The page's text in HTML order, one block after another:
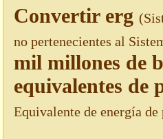
Convertir erg
no pertenecientes al
mil millones de
equivalentes de
Equivalente de energía de